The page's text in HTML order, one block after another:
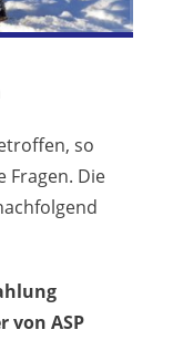
so
Fragen. Die
von ASP